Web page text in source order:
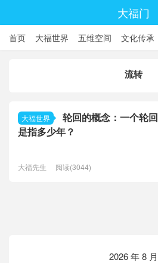
大福门
首页 大福世界 五维空间 文化传承
流转
大福世界
轮回的概念：一个轮回
是指多少年？
大福先生 阅读(3044)
2026 年 8 月